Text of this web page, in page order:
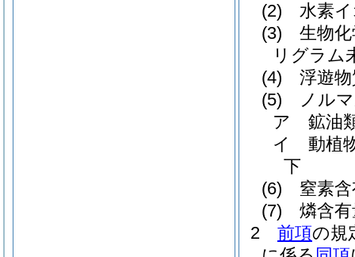
(2)
水素
(3)
生物
リグラム
(4)
浮遊
(5)
ノル
ア
鉱油
イ
動植
下
(6)
窒素
(7)
燐含
2
前項の規